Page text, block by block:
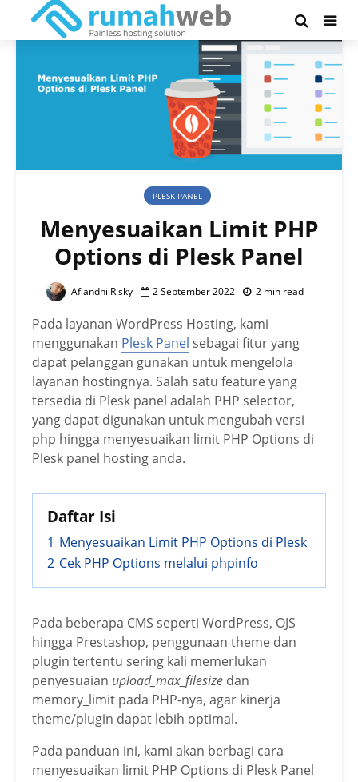
PLESK PANEL
Menyesuaikan Limit PHP
Options di Plesk Panel
Afiandhi Risky 2 September 2022 2 min read
Pada layanan WordPress Hosting, kami
menggunakan Plesk Panel sebagai fitur yang
dapat pelanggan gunakan untuk mengelola
layanan hostingnya. Salah satu feature yang
tersedia di Plesk panel adalah PHP selector,
yang dapat digunakan untuk mengubah versi
php hingga menyesuaikan limit PHP Options di
Plesk panel hosting anda.
Daftar Isi
1 Menyesuaikan Limit PHP Options di Plesk
2 Cek PHP Options melalui phpinfo
Pada beberapa CMS seperti WordPress, OJS
hingga Prestashop, penggunaan theme dan
plugin tertentu sering kali memerlukan
penyesuaian upload_max_filesize dan
memory_limit pada PHP-nya, agar kinerja
theme/plugin dapat lebih optimal.
Pada panduan ini, kami akan berbagi cara
menyesuaikan limit PHP Options di Plesk Panel